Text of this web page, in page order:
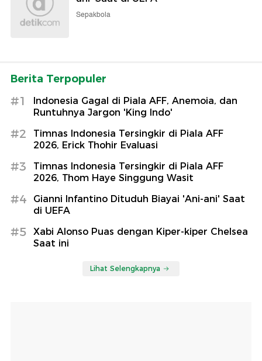
Sepakbola
Berita Terpopuler
#1
Indonesia Gagal di Piala AFF, Anemoia, dan
Runtuhnya Jargon 'King Indo'
#2
Timnas Indonesia Tersingkir di Piala AFF
2026, Erick Thohir Evaluasi
#3
Timnas Indonesia Tersingkir di Piala AFF
2026, Thom Haye Singgung Wasit
#4
Gianni Infantino Dituduh Biayai 'Ani-ani' Saat
di UEFA
#5
Xabi Alonso Puas dengan Kiper-kiper Chelsea
Saat ini
Lihat Selengkapnya